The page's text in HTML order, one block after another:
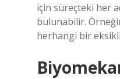
için süreçteki her
bulunabilir.
herhangi bir